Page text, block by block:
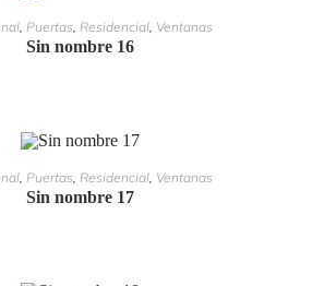
LEER MÁS
, Puertas, Residencial, Ventanas
Sin nombre 16
LEER MÁS
, Puertas, Residencial, Ventanas
Sin nombre 17